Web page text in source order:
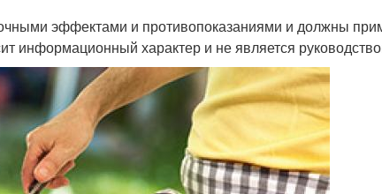
эффектами и противопоказаниями и должны
информационный характер и не является